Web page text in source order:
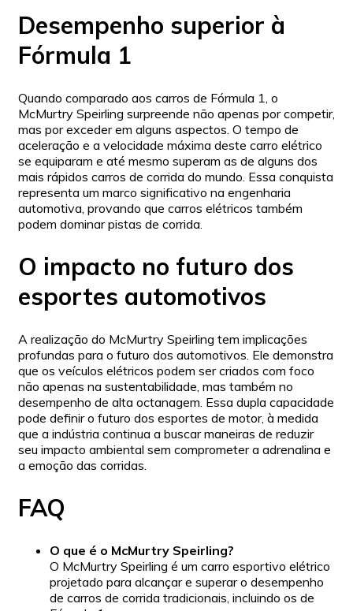
Desempenho superior à
Fórmula 1
Quando comparado aos carros de Fórmula 1, o
McMurtry Speirling surpreende não apenas por competir,
mas por exceder em alguns aspectos. O tempo de
aceleração e a velocidade máxima deste carro elétrico
se equiparam e até mesmo superam as de alguns dos
mais rápidos carros de corrida do mundo. Essa conquista
representa um marco significativo na engenharia
automotiva, provando que carros elétricos também
podem dominar pistas de corrida.
O impacto no futuro dos
esportes automotivos
A realização do McMurtry Speirling tem implicações
profundas para o futuro dos automotivos. Ele demonstra
que os veículos elétricos podem ser criados com foco
não apenas na sustentabilidade, mas também no
desempenho de alta octanagem. Essa dupla capacidade
pode definir o futuro dos esportes de motor, à medida
que a indústria continua a buscar maneiras de reduzir
seu impacto ambiental sem comprometer a adrenalina e
a emoção das corridas.
FAQ
O que é o McMurtry Speirling?
O McMurtry Speirling é um carro esportivo elétrico
projetado para alcançar e superar o desempenho
de carros de corrida tradicionais, incluindo os de